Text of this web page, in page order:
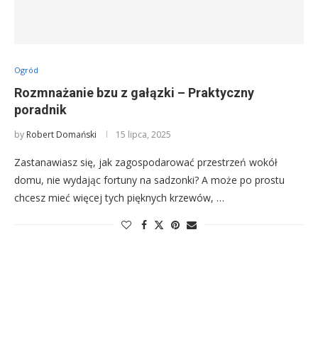
Ogród
Rozmnażanie bzu z gałązki – Praktyczny
poradnik
by Robert Domański 15 lipca, 2025
Zastanawiasz się, jak zagospodarować przestrzeń wokół
domu, nie wydając fortuny na sadzonki? A może po prostu
chcesz mieć więcej tych pięknych krzewów, …